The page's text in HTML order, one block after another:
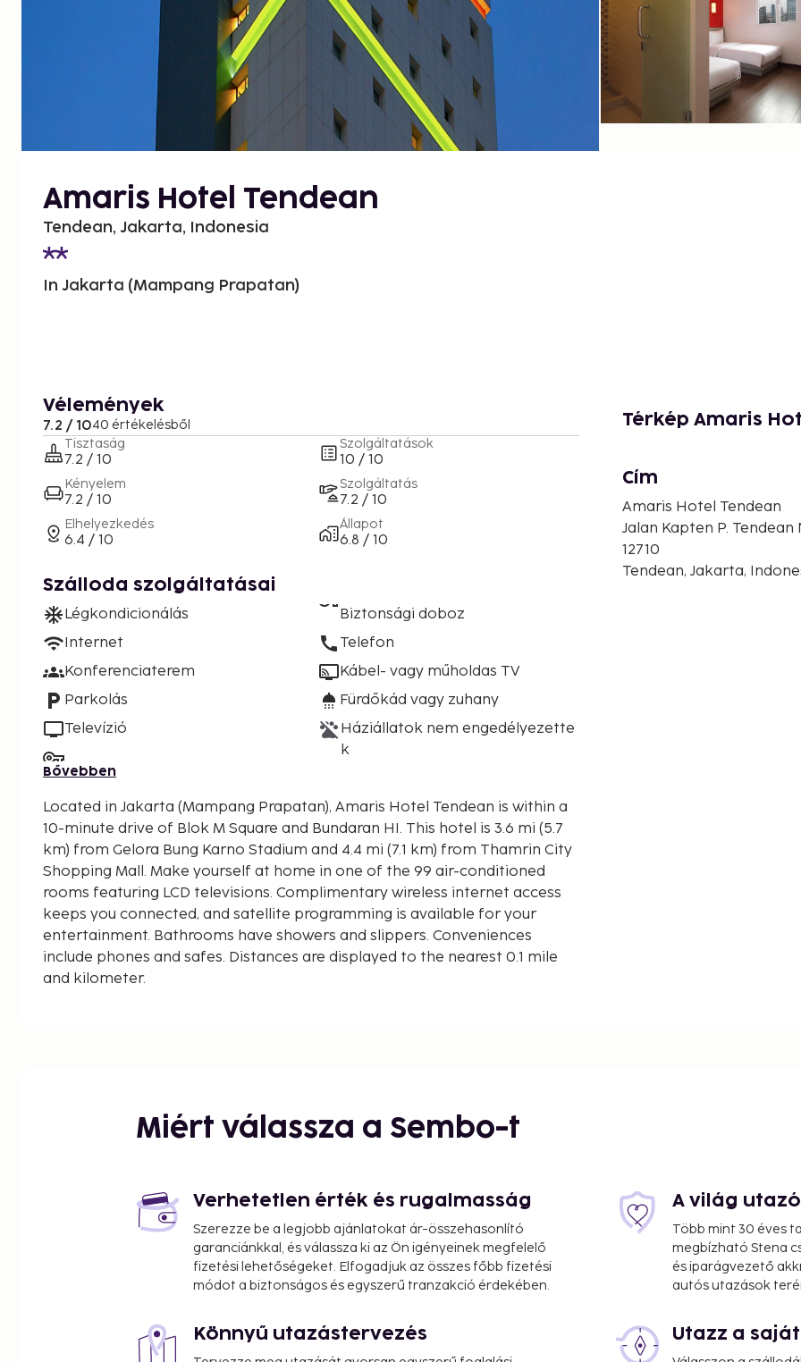
Amaris Hotel Tendean
Tendean, Jakarta, Indonesia
In Jakarta (Mampang Prapatan)
Vélemények
7.2 / 1040 értékelésből
Tisztaság
7.2 / 10
Kényelem
7.2 / 10
Elhelyezkedés
6.4 / 10
Szolgáltatások
10 / 10
Szolgáltatás
7.2 / 10
Állapot
6.8 / 10
Szálloda szolgáltatásai
Légkondicionálás
Internet
Konferenciaterem
Parkolás
Televízió
Biztonsági doboz
Telefon
Kábel- vagy műholdas TV
Fürdőkád vagy zuhany
Háziállatok nem engedélyezette
k
Bővebben
Located in Jakarta (Mampang Prapatan), Amaris Hotel Tendean is within a
10-minute drive of Blok M Square and Bundaran HI. This hotel is 3.6 mi (5.7
km) from Gelora Bung Karno Stadium and 4.4 mi (7.1 km) from Thamrin City
Shopping Mall. Make yourself at home in one of the 99 air-conditioned
rooms featuring LCD televisions. Complimentary wireless internet access
keeps you connected, and satellite programming is available for your
entertainment. Bathrooms have showers and slippers. Conveniences
include phones and safes. Distances are displayed to the nearest 0.1 mile
and kilometer.
Plaza Semanggi - 2.9 km / 1.8 mi
ASHTA District 8 - 3.2 km / 2 mi
Kota Kasablanka Mall - 3.3 km / 2 mi
Kidzania - 3.3 km / 2.1 mi
Epiwalk Rasuna Epicentrum - 3.4 km / 2.1 mi
Embassy of Canada - 3.5 km / 2.2 mi
Blok M Square - 3.6 km / 2.2 mi
The nearest airports are:
Halim Perdanakusuma Intl. Airport (HLP) - 8.1 km / 5 mi
Térkép Amaris
Cím
Amaris Hotel Tendean
Jalan Kapten P. Tendean
12710
Tendean, Jakarta,
Miért válassza a Sembo-t
Verhetetlen érték és rugalmasság
Szerezze be a legjobb ajánlatokat ár-összehasonlító
garanciánkkal, és válassza ki az Ön igényeinek megfelelő
fizetési lehetőségeket. Elfogadjuk az összes főbb fizetési
módot a biztonságos és egyszerű tranzakció érdekében.
A világ
Több mint 30 éves
megbízható Stena
és iparágvezető
autós utazások
Könnyű utazástervezés Utazz a